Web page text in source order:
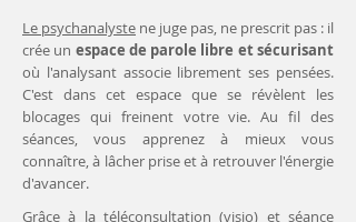
Le psychanalyste ne juge pas, ne prescrit pas : il
crée un espace de parole libre et sécurisant
où l'analysant associe librement ses pensées.
C'est dans cet espace que se révèlent les
blocages qui freinent votre vie. Au fil des
séances, vous apprenez à mieux vous
connaître, à lâcher prise et à retrouver l'énergie
d'avancer.
Grâce à la téléconsultation (visio) et séance